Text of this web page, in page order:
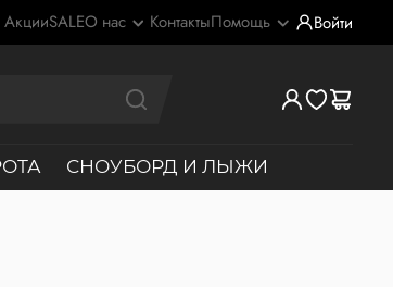
АкцииSALEО нас КонтактыПомощь Войти
СНОУБОРД И ЛЫЖИ